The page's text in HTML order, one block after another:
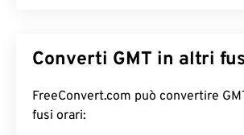
Converti GMT in altri
FreeConvert.com può convertire
fusi orari: